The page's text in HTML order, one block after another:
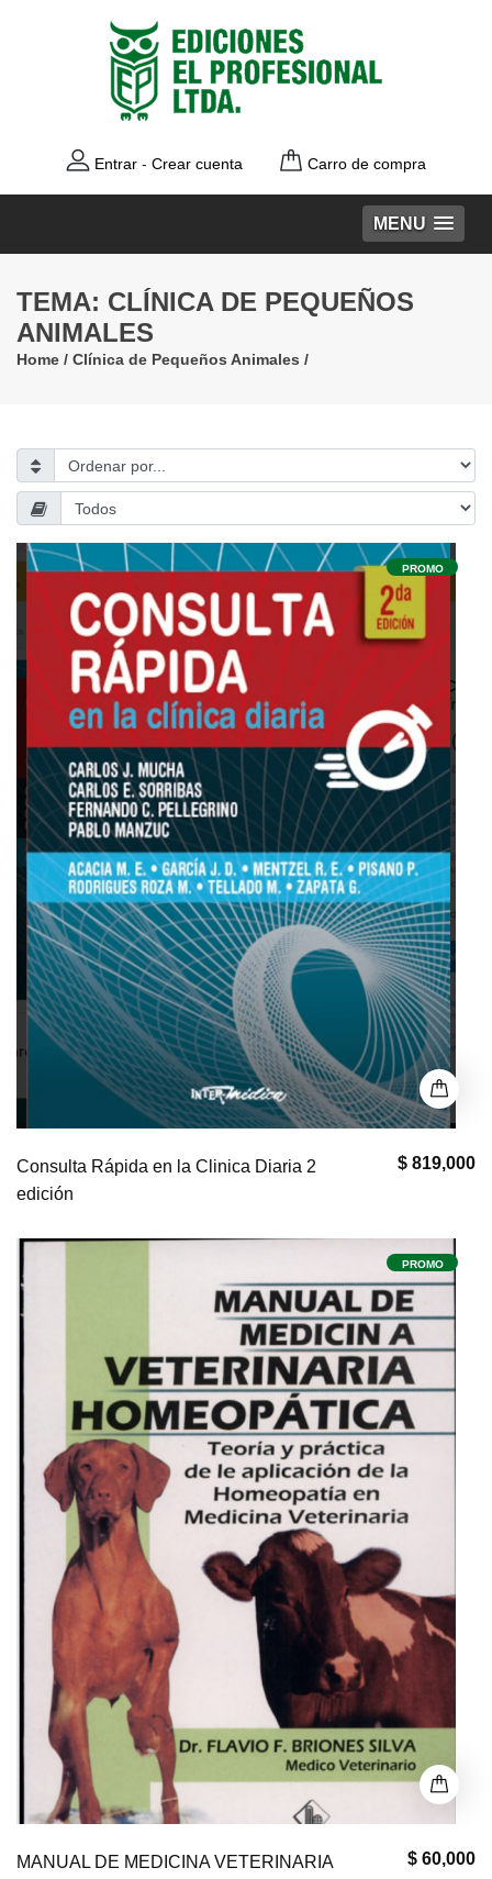
Entrar - Crear cuenta Carro de compra
MENU
TEMA: CLÍNICA DE PEQUEÑOS
ANIMALES
Home / Clínica de Pequeños Animales /
PROMO
$ 819,000
Consulta Rápida en la Clinica Diaria 2
edición
PROMO
$ 60,000
MANUAL DE MEDICINA VETERINARIA